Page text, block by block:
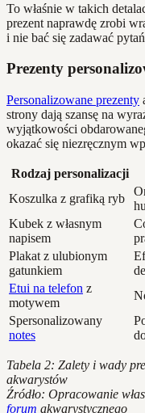
To właśnie w takich
prezent naprawdę zrobi
i nie bać się zadawać
Prezenty
Personalizowane prezenty
strony dają szansę na
wyjątkowości
okazać się niezręcznym
Rodzaj personalizacji
Koszulka z grafiką ryb
Kubek z własnym
napisem
Plakat z ulubionym
gatunkiem
Etui na telefon z
motywem
Spersonalizowany
notes
Tabela 2: Zalety i wady
akwarystów
Źródło: Opracowanie
forum akwarystycznego